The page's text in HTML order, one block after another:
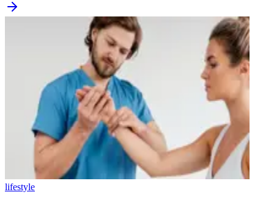
lifestyle